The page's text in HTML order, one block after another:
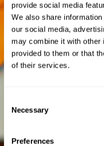
provide social media
We also share
our social media,
may combine it with other
provided to them or that
of their services.
Selection
Necessary
Preferences